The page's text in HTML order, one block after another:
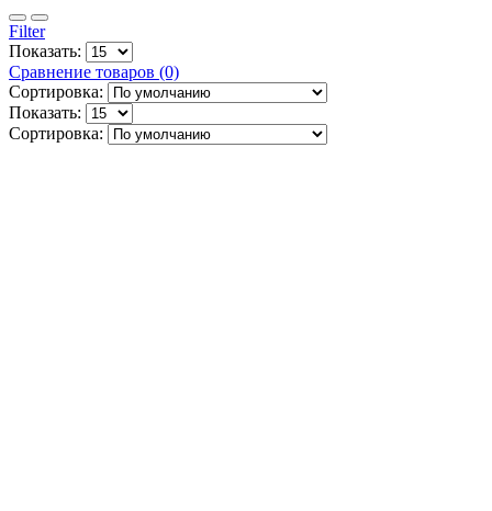
Filter
Показать:
Сравнение товаров (0)
Сортировка:
Показать:
Сортировка: